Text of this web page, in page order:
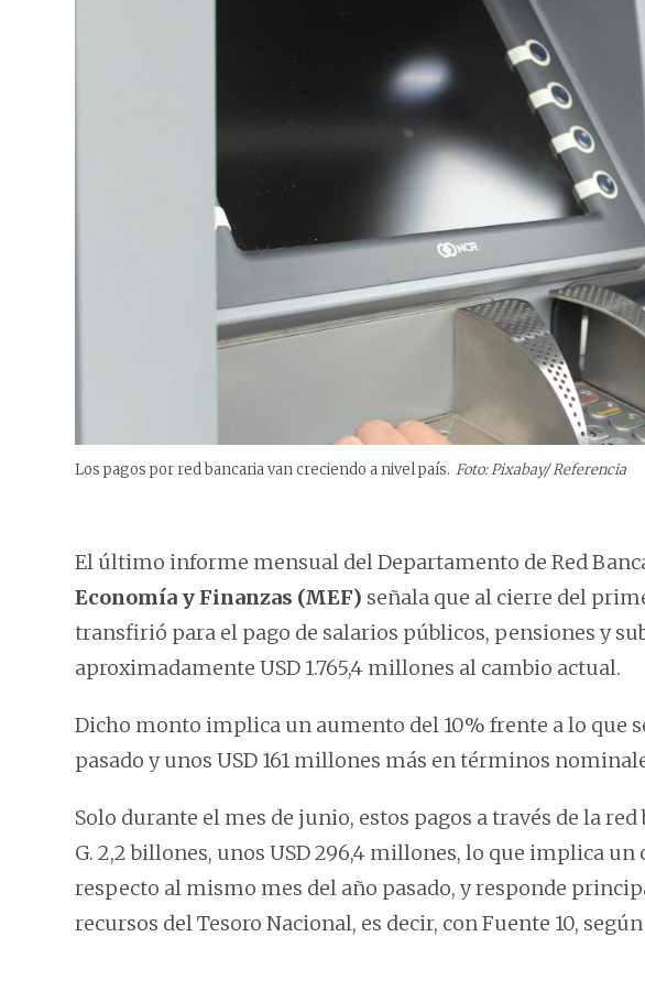
Los pagos por red bancaria van creciendo a nivel país. Foto: Pixabay/ Referencia
El último informe mensual del Departamento de Red
Economía y Finanzas (MEF) señala que al cierre del
transfirió para el pago de salarios públicos, pensiones y
aproximadamente USD 1.765,4 millones al cambio actual.
Dicho monto implica un aumento del 10% frente a lo que
pasado y unos USD 161 millones más en términos
Solo durante el mes de junio, estos pagos a través de la
G. 2,2 billones, unos USD 296,4 millones, lo que implica
respecto al mismo mes del año pasado, y responde
recursos del Tesoro Nacional, es decir, con Fuente 10,